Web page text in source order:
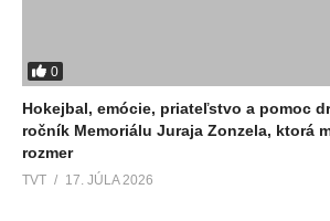
0
Hokejbal, emócie, priateľstvo a pomoc
ročník Memoriálu Juraja Zonzela, ktorá
rozmer
TVT 17. JÚLA 2026